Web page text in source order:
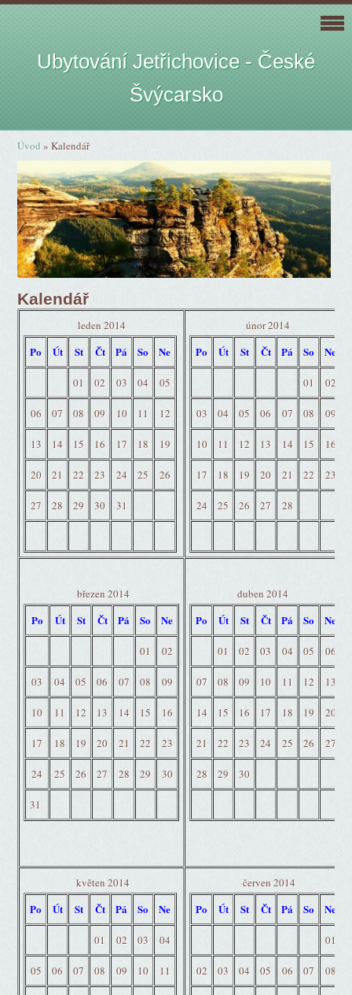
Ubytování Jetřichovice - České
Švýcarsko
Úvod »Kalendář
Kalendář
leden 2014
Po Út St Čt Pá So Ne
01 02 03 04 05
06 07 08 09 10 11 12
13 14 15 16 17 18 19
20 21 22 23 24 25 26
27 28 29 30 31
únor 2014
Po Út St Čt Pá So Ne
01 02
03 04 05 06 07 08 09
10 11 12 13 14 15 16
17 18 19 20 21 22 23
24 25 26 27 28
březen 2014
Po Út St Čt Pá So Ne
01 02
03 04 05 06 07 08 09
10 11 12 13 14 15 16
17 18 19 20 21 22 23
24 25 26 27 28 29 30
31
duben 2014
Po Út St Čt Pá So Ne
01 02 03 04 05 06
07 08 09 10 11 12 13
14 15 16 17 18 19 20
21 22 23 24 25 26 27
28 29 30
květen 2014
Po Út St Čt Pá So Ne
01 02 03 04
05 06 07 08 09 10 11
červen 2014
Po Út St Čt Pá So Ne
01
02 03 04 05 06 07 08